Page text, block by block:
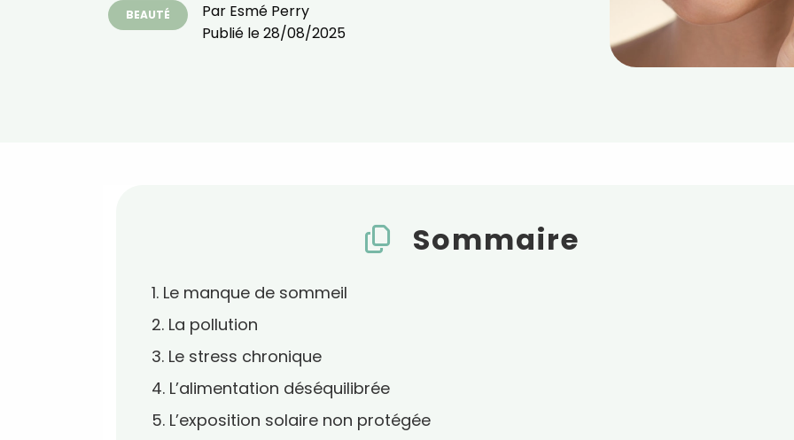
BEAUTÉ Par Esmé Perry
Publié le28/08/2025
Sommaire
1. Le manque de sommeil
2. La pollution
3. Le stress chronique
4. L’alimentation déséquilibrée
5. L’exposition solaire non protégée